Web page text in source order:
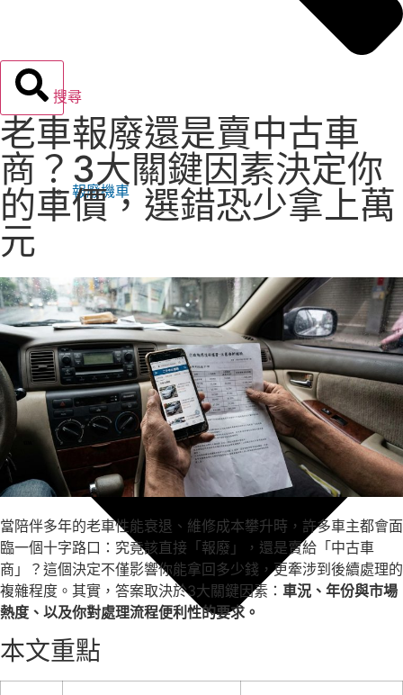
報廢機車
搜尋
老車報廢還是賣中古車
商？3大關鍵因素決定你
的車價，選錯恐少拿上萬
元
當陪伴多年的老車性能衰退、維修成本攀升時，許多車主都會面
臨一個十字路口：究竟該直接「報廢」，還是賣給「中古車
商」？這個決定不僅影響你能拿回多少錢，更牽涉到後續處理的
複雜程度。其實，答案取決於3大關鍵因素： 車況、年份與市場
熱度、以及你對處理流程便利性的要求。
本文重點